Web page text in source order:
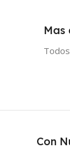
Mas
Con